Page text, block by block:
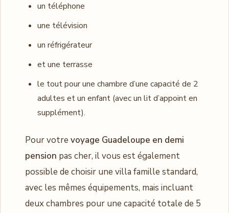
un téléphone
une télévision
un réfrigérateur
et une terrasse
le tout pour une chambre d’une capacité de 2
adultes et un enfant (avec un lit d’appoint en
supplément).
Pour votre voyage Guadeloupe en demi
pension pas cher, il vous est également
possible de choisir une villa famille standard,
avec les mêmes équipements, mais incluant
deux chambres pour une capacité totale de 5